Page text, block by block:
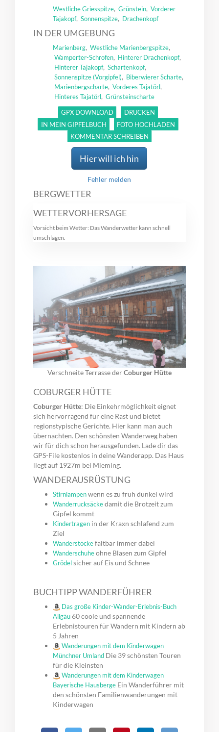
Westliche Griesspitze,Grünstein,Vorderer
Tajakopf,Sonnenspitze, Drachenkopf
IN DER UMGEBUNG
Marienberg,Westliche Marienbergspitze,
Wamperter-Schrofen, Hinterer Drachenkopf,
Hinterer Tajakopf,Schartenkopf,
Sonnenspitze (Vorgipfel), Biberwierer Scharte,
Marienbergscharte,Vorderes Tajatörl,
Hinteres Tajatörl,Grünsteinscharte
GPX DOWNLOAD
DRUCKEN
IN MEIN GIPFELBUCH
FOTO HOCHLADEN
KOMMENTAR SCHREIBEN
Hier will ich hin
Fehler melden
BERGWETTER
WETTERVORHERSAGE
Vorsicht beim Wetter: Das Wanderwetter kann schnell
umschlagen.
Verschneite Terrasse derCoburger Hütte
COBURGER HÜTTE
Coburger Hütte: Die Einkehrmöglichkeit eignet
sich hervorragend für eine Rast und bietet
regionstypische Gerichte. Hier kann man auch
übernachten. Den schönsten Wanderweg haben
wir für dich schon herausgefunden. Lade dir das
GPS-File kostenlos in deine Wanderapp. Das Haus
liegt auf 1927m bei Mieming.
WANDERAUSRÜSTUNG
Stirnlampenwenn es zu früh dunkel wird
Wanderrucksäckedamit die Brotzeit zum
Gipfel kommt
Kindertragen in der Kraxn schlafend zum
Ziel
Wanderstöckefaltbar immer dabei
Wanderschuheohne Blasen zum Gipfel
Grödelsicher auf Eis und Schnee
BUCHTIPP WANDERFÜHRER
Das große Kinder-Wander-Erlebnis-Buch
Allgäu60 coole und spannende
Erlebnistouren für Wandern mit Kindern ab
5 Jahren
Wanderungen mit dem Kinderwagen
Münchner Umland Die 39 schönsten Touren
für die Kleinsten
Wanderungen mit dem Kinderwagen
Bayerische Hausberge Ein Wanderführer mit
den schönsten Familienwanderungen mit
Kinderwagen